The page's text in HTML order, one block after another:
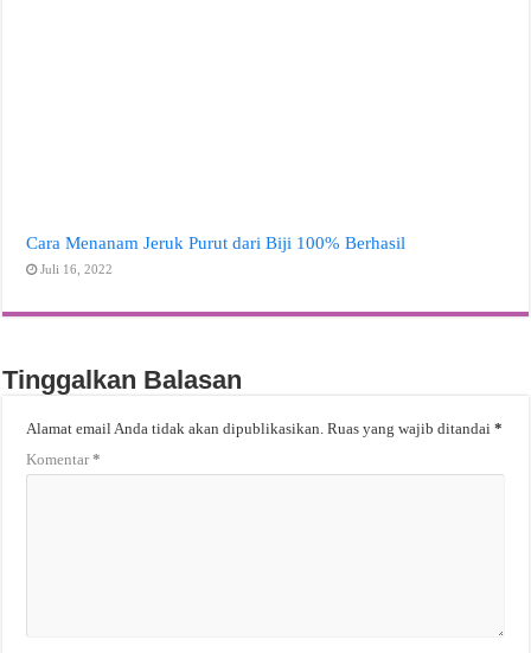
Cara Menanam Jeruk Purut dari Biji 100% Berhasil
Juli 16, 2022
Tinggalkan Balasan
Alamat email Anda tidak akan dipublikasikan. Ruas yang wajib ditandai*
Komentar*